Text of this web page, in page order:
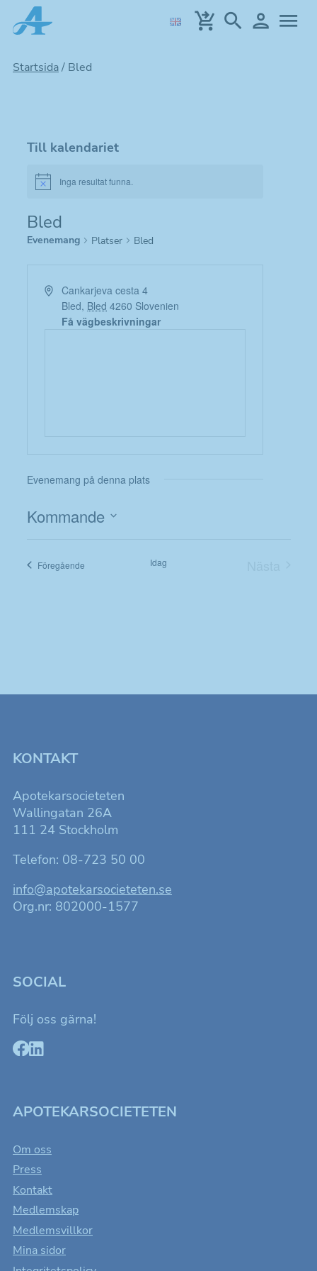
Hoppa
till
Startsida/ Bled
Till kalendariet
Notice Inga resultat funna.
Bled
Evenemang Platser Bled
AdressCankarjeva cesta 4
Bled, Bled 4260 Slovenien
Få vägbeskrivningar
Evenemang på denna plats
Kommande
FöregåendeEvenemang Idag
KONTAKT
Apotekarsocieteten
Wallingatan 26A
111 24 Stockholm
Telefon: 08-723 50 00
info@apotekarsocieteten.se
Org.nr: 802000-1577
SOCIAL
Följ oss gärna!
APOTEKARSOCIETETEN
Om oss
Press
Kontakt
Medlemskap
Medlemsvillkor
Mina sidor